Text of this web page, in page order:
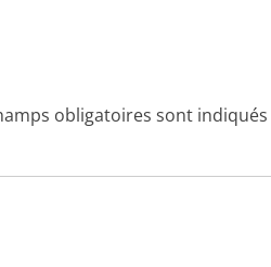
obligatoires sont indiqués